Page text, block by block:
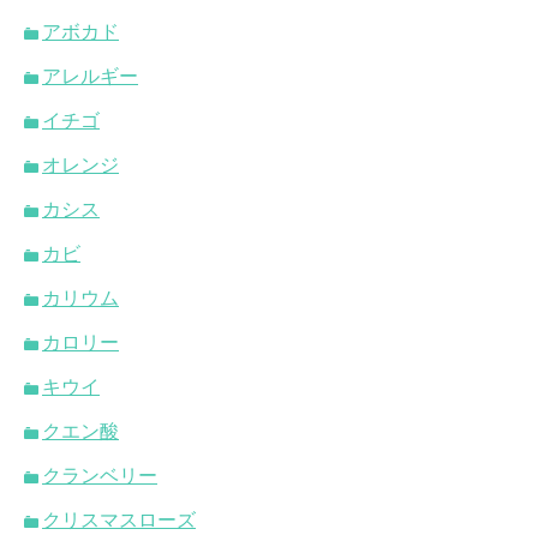
アボカド
アレルギー
イチゴ
オレンジ
カシス
カビ
カリウム
カロリー
キウイ
クエン酸
クランベリー
クリスマスローズ